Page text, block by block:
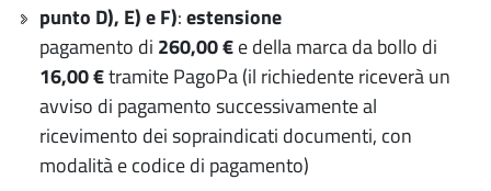
punto D), E) e F):estensione
pagamento di 260,00 €e della marca da bollo di
16,00 €tramite PagoPa (il richiedente riceverà un
avviso di pagamento successivamente al
ricevimento dei sopraindicati documenti, con
modalità e codice di pagamento)